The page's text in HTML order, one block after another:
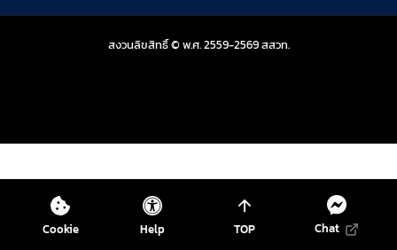
สงวนลิขสิทธิ์ © พ.ศ. 2559-2569สสวท.สถาบันส่งเสริมการสอ
Cookie Help TOP Chat